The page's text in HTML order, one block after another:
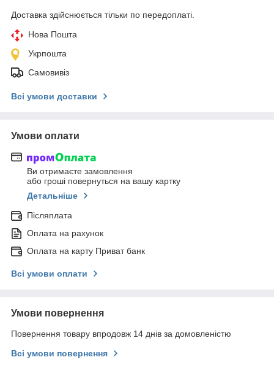
Доставка здійснюється тільки по передоплаті.
Нова Пошта
Укрпошта
Самовивіз
Всі умови доставки
Умови оплати
Ви отримаєте замовлення
або гроші повернуться на вашу картку
Детальніше
Післяплата
Оплата на рахунок
Оплата на карту Приват банк
Всі умови оплати
Умови повернення
Повернення товару впродовж 14 днів за домовленістю
Всі умови повернення